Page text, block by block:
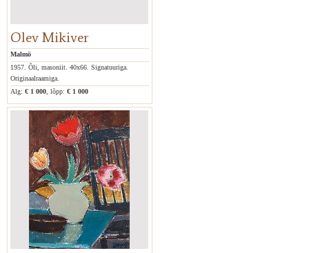
Olev Mikiver
Malmö
1957. Õli, masoniit. 40x66. Signatuuriga.
Originaalraamiga.
Alg: € 1 000 , lõpp: € 1 000